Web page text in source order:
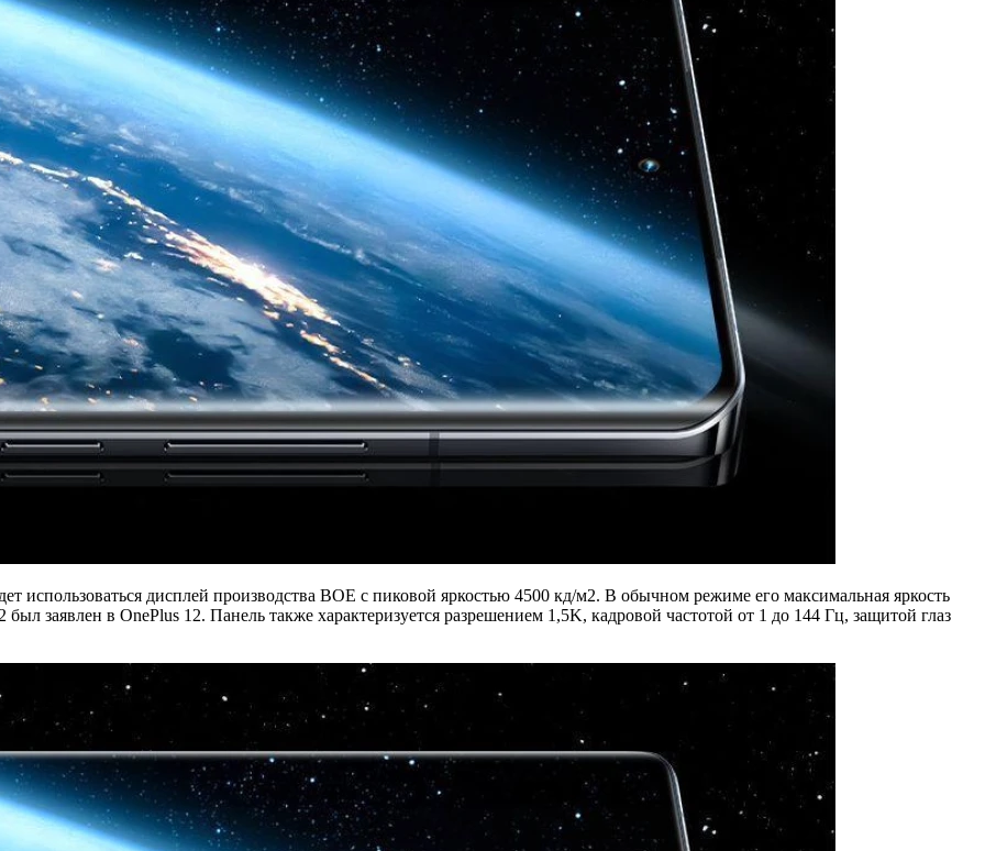
использоваться дисплей производства BOE с пиковой яркостью 4500 кд/м2. В обычном режиме его максимальная яркость
заявлен в OnePlus 12. Панель также характеризуется разрешением 1,5K, кадровой частотой от 1 до 144 Гц, защитой глаз